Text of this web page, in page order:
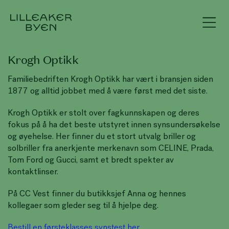
Krogh Optikk
Familiebedriften Krogh Optikk har vært i bransjen siden
1877 og alltid jobbet med å være først med det siste.
Krogh Optikk er stolt over fagkunnskapen og deres
fokus på å ha det beste utstyret innen synsundersøkelse
og øyehelse. Her finner du et stort utvalg briller og
solbriller fra anerkjente merkenavn som CELINE, Prada,
Tom Ford og Gucci, samt et bredt spekter av
kontaktlinser.
På CC Vest finner du butikksjef Anna og hennes
kollegaer som gleder seg til å hjelpe deg.